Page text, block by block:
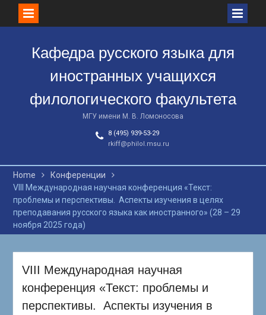
Кафедра русского языка для
иностранных учащихся
филологического факультета
МГУ имени М. В. Ломоносова
8 (495) 939-53-29
rkiff@philol.msu.ru
Home
Конференции
VIII Международная научная конференция «Текст:
проблемы и перспективы. Аспекты изучения в целях
преподавания русского языка как иностранного» (28 – 29
ноября 2025 года)
VIII Международная научная
конференция «Текст: проблемы и
перспективы. Аспекты изучения в